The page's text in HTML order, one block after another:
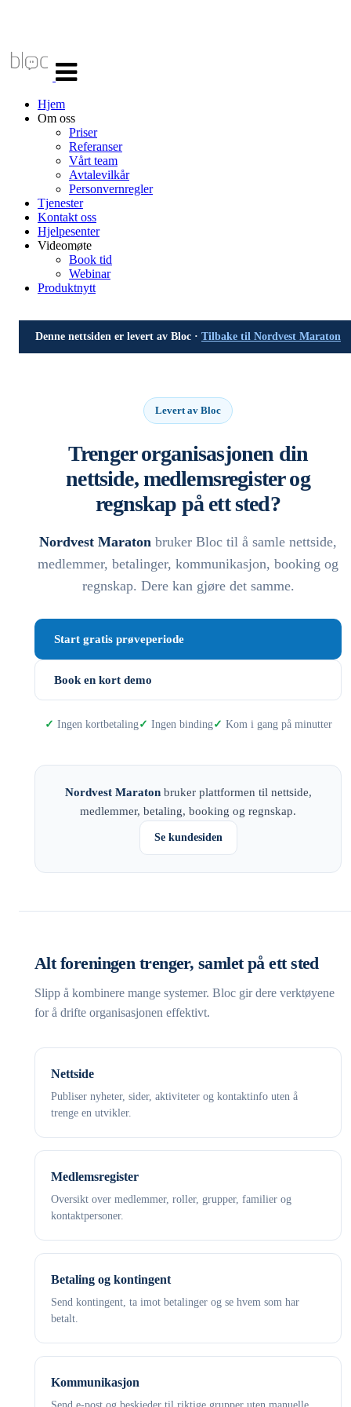
navigasjon
Hjem
Om oss
Priser
Referanser
Vårt team
Avtalevilkår
Personvernregler
Tjenester
Kontakt oss
Hjelpesenter
Videomøte
Book tid
Webinar
Produktnytt
Denne nettsiden er levert av Bloc · Tilbake til Nordvest Maraton
Levert av Bloc
Trenger organisasjonen din
nettside, medlemsregister og
regnskap på ett sted?
Nordvest Maraton bruker Bloc til å samle nettside,
medlemmer, betalinger, kommunikasjon, booking og
regnskap. Dere kan gjøre det samme.
Start gratis prøveperiode
Book en kort demo
Ingen kortbetaling Ingen binding Kom i gang på minutter
Nordvest Maratonbruker plattformen til nettside,
medlemmer, betaling, booking og regnskap.
Se kundesiden
Alt foreningen trenger, samlet på ett sted
Slipp å kombinere mange systemer. Bloc gir dere verktøyene
for å drifte organisasjonen effektivt.
Nettside
Publiser nyheter, sider, aktiviteter og kontaktinfo uten å
trenge en utvikler.
Medlemsregister
Oversikt over medlemmer, roller, grupper, familier og
kontaktpersoner.
Betaling og kontingent
Send kontingent, ta imot betalinger og se hvem som har
betalt.
Kommunikasjon